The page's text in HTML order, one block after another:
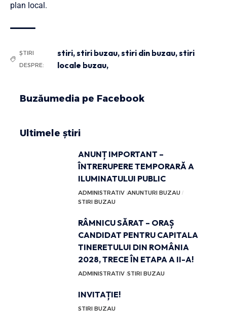
plan local.
ȘTIRI
DESPRE:
stiri,stiri buzau,stiri din buzau,stiri
locale buzau,
Buzăumedia pe Facebook
Ultimele știri
ANUNȚ IMPORTANT –
ÎNTRERUPERE TEMPORARĂ A
ILUMINATULUI PUBLIC
ADMINISTRATIV ANUNTURI BUZAU
STIRI BUZAU
RÂMNICU SĂRAT – ORAȘ
CANDIDAT PENTRU CAPITALA
TINERETULUI DIN ROMÂNIA
2028, TRECE ÎN ETAPA A II-A!
ADMINISTRATIV STIRI BUZAU
INVITAȚIE!
STIRI BUZAU